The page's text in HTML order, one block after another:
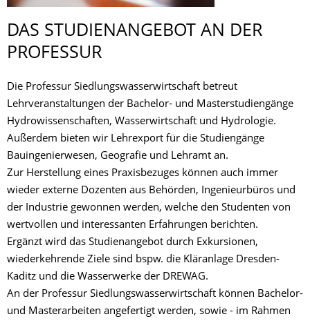
DAS STUDIENANGEBOT AN DER
PROFESSUR
Die Professur Siedlungswasserwirtschaft betreut
Lehrveranstaltungen der Bachelor- und Masterstudiengänge
Hydrowissenschaften, Wasserwirtschaft und Hydrologie.
Außerdem bieten wir Lehrexport für die Studiengänge
Bauingenierwesen, Geografie und Lehramt an.
Zur Herstellung eines Praxisbezuges können auch immer
wieder externe Dozenten aus Behörden, Ingenieurbüros und
der Industrie gewonnen werden, welche den Studenten von
wertvollen und interessanten Erfahrungen berichten.
Ergänzt wird das Studienangebot durch Exkursionen,
wiederkehrende Ziele sind bspw. die Kläranlage Dresden-
Kaditz und die Wasserwerke der DREWAG.
An der Professur Siedlungswasserwirtschaft können Bachelor-
und Masterarbeiten angefertigt werden, sowie - im Rahmen